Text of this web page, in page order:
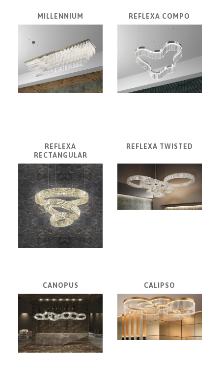
dlažby
CONCORDE
KATALÓGY
VZORKOVNÍK
KONTAKT
MILLENNIUM REFLEXA COMPO
REFLEXA
RECTANGULAR
REFLEXA TWISTED
CANOPUS CALIPSO